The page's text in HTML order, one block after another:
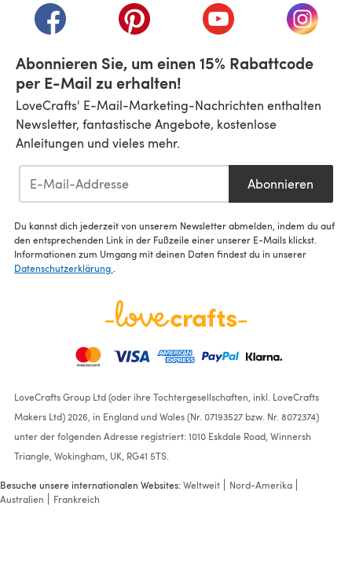
(öffnet sich in einem neuen Tab)
(öffnet sich in einem neuen Tab)
(öffnet sich in einem
(öffnet
Abonnieren Sie, um einen 15% Rabattcode
per E-Mail zu erhalten!
LoveCrafts' E-Mail-Marketing-Nachrichten enthalten
Newsletter, fantastische Angebote, kostenlose
Anleitungen und vieles mehr.
Abonnieren
Du kannst dich jederzeit von unserem Newsletter abmelden, indem du auf
den entsprechenden Link in der Fußzeile einer unserer E-Mails klickst.
Informationen zum Umgang mit deinen Daten findest du in unserer
Datenschutzerklärung
LoveCrafts Group Ltd (oder ihre Tochtergesellschaften, inkl. LoveCrafts
Makers Ltd) 2026, in England und Wales (Nr. 07193527 bzw. Nr. 8072374)
unter der folgenden Adresse registriert: 1010 Eskdale Road, Winnersh
Triangle, Wokingham, UK, RG41 5TS.
Besuche unsere internationalen Websites:Weltweit
Nord-Amerika
Australien
Frankreich